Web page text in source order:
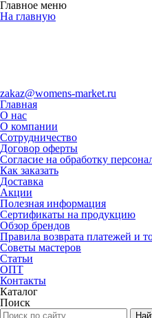
Главное меню
На главную
zakaz@womens-market.ru
Главная
О нас
О компании
Сотрудничество
Договор оферты
Согласие на обработку
Как заказать
Доставка
Акции
Полезная информация
Сертификаты на продукцию
Обзор брендов
Правила возврата платежей и
Советы мастеров
Статьи
ОПТ
Контакты
Каталог
Поиск